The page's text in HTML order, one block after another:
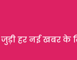
हर नई खबर के